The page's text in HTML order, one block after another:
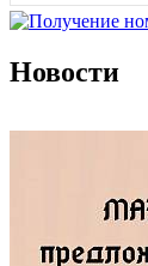
Новости